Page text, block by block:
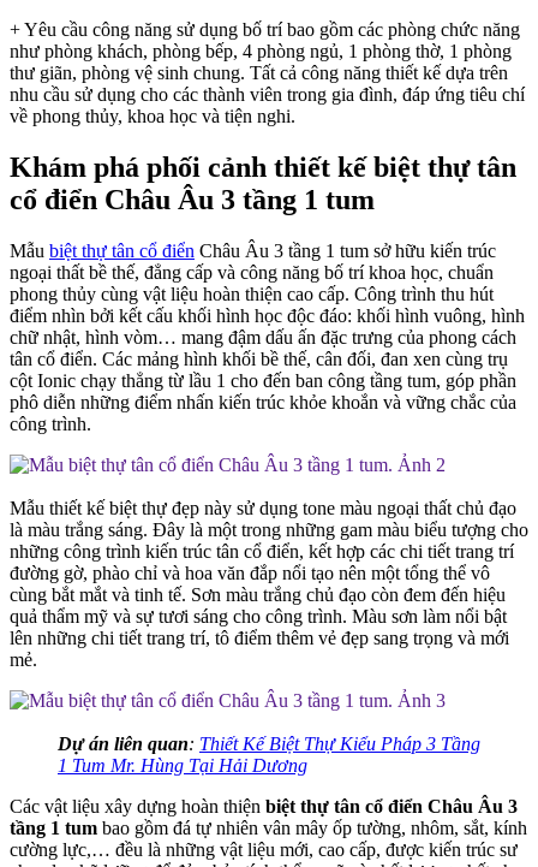
+ Yêu cầu công năng sử dụng bố trí bao gồm các phòng chức năng
như phòng khách, phòng bếp, 4 phòng ngủ, 1 phòng thờ, 1 phòng
thư giãn, phòng vệ sinh chung. Tất cả công năng thiết kế dựa trên
nhu cầu sử dụng cho các thành viên trong gia đình, đáp ứng tiêu chí
về phong thủy, khoa học và tiện nghi.
Khám phá phối cảnh thiết kế biệt thự tân
cổ điển Châu Âu 3 tầng 1 tum
Mẫu biệt thự tân cổ điển Châu Âu 3 tầng 1 tum sở hữu kiến trúc
ngoại thất bề thế, đẳng cấp và công năng bố trí khoa học, chuẩn
phong thủy cùng vật liệu hoàn thiện cao cấp. Công trình thu hút
điểm nhìn bởi kết cấu khối hình học độc đáo: khối hình vuông, hình
chữ nhật, hình vòm… mang đậm dấu ấn đặc trưng của phong cách
tân cổ điển. Các mảng hình khối bề thế, cân đối, đan xen cùng trụ
cột Ionic chạy thẳng từ lầu 1 cho đến ban công tầng tum, góp phần
phô diễn những điểm nhấn kiến trúc khỏe khoắn và vững chắc của
công trình.
Mẫu thiết kế biệt thự đẹp này sử dụng tone màu ngoại thất chủ đạo
là màu trắng sáng. Đây là một trong những gam màu biểu tượng cho
những công trình kiến trúc tân cổ điển, kết hợp các chi tiết trang trí
đường gờ, phào chỉ và hoa văn đắp nổi tạo nên một tổng thể vô
cùng bắt mắt và tinh tế. Sơn màu trắng chủ đạo còn đem đến hiệu
quả thẩm mỹ và sự tươi sáng cho công trình. Màu sơn làm nổi bật
lên những chi tiết trang trí, tô điểm thêm vẻ đẹp sang trọng và mới
mẻ.
Dự án liên quan: Thiết Kế Biệt Thự Kiểu Pháp 3 Tầng
1 Tum Mr. Hùng Tại Hải Dương
Các vật liệu xây dựng hoàn thiện biệt thự tân cổ điển Châu Âu 3
tầng 1 tum bao gồm đá tự nhiên vân mây ốp tường, nhôm, sắt, kính
cường lực,… đều là những vật liệu mới, cao cấp, được kiến trúc sư